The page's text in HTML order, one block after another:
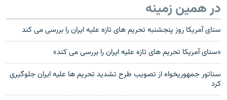
در همین زمینه
سنای آمريکا روز پنجشنبه تحريم های تازه عليه ايران را بررسی می کند
«سنای آمریکا تحریم های تازه علیه ایران را بررسی می کند»
سناتور جمهوریخواه از تصویب طرح تشدید تحریم ها علیه ایران جلوگیری
کرد